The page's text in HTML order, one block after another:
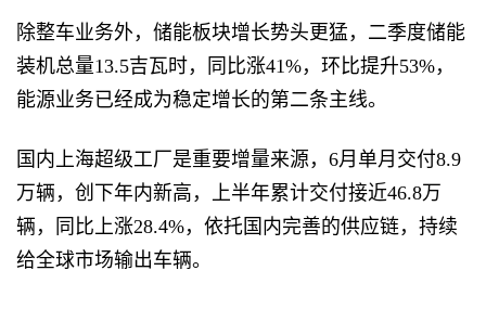
除整车业务外，储能板块增长势头更猛，二季度储能
装机总量13.5吉瓦时，同比涨41%，环比提升53%，
能源业务已经成为稳定增长的第二条主线。
国内上海超级工厂是重要增量来源，6月单月交付8.9
万辆，创下年内新高，上半年累计交付接近46.8万
辆，同比上涨28.4%，依托国内完善的供应链，持续
给全球市场输出车辆。